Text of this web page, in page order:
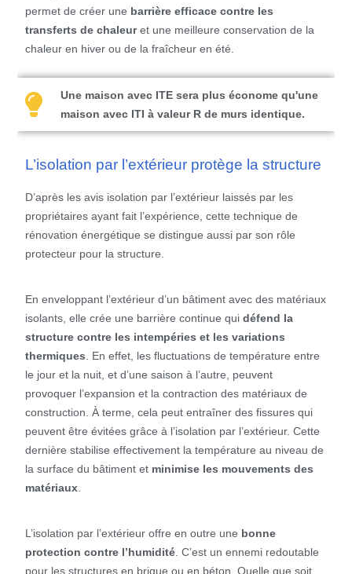
permet de créer une barrière efficace contre les
transferts de chaleuret une meilleure conservation de la
chaleur en hiver ou de la fraîcheur en été.
Une maison avec ITE sera plus économe qu'une
maison avec ITI à valeur R de murs identique.
L’isolation par l’extérieur protège la structure
D’après lesavis isolation par l’extérieur laissés par les
propriétaires ayant fait l’expérience, cette technique de
rénovation énergétique se distingue aussi par son rôle
protecteur pour la structure.
En enveloppant l’extérieur d’un bâtiment avec des matériaux
isolants, elle crée une barrière continue quidéfend la
structure contre les intempéries et les variations
thermiques . En effet, les fluctuations de température entre
le jour et la nuit, et d’une saison à l’autre, peuvent
provoquer l’expansion et la contraction des matériaux de
construction. À terme, cela peut entraîner des fissures qui
peuvent être évitées grâce à l’isolation par l’extérieur. Cette
dernière stabilise effectivement la température au niveau de
la surface du bâtiment et minimise les mouvements des
matériaux
L’isolation par l’extérieur offre en outre une bonne
protection contre l’humidité. C’est un ennemi redoutable
pour les structures en brique ou en béton. Quelle que soit